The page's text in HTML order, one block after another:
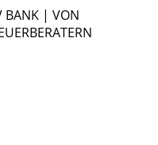
BANK | VON